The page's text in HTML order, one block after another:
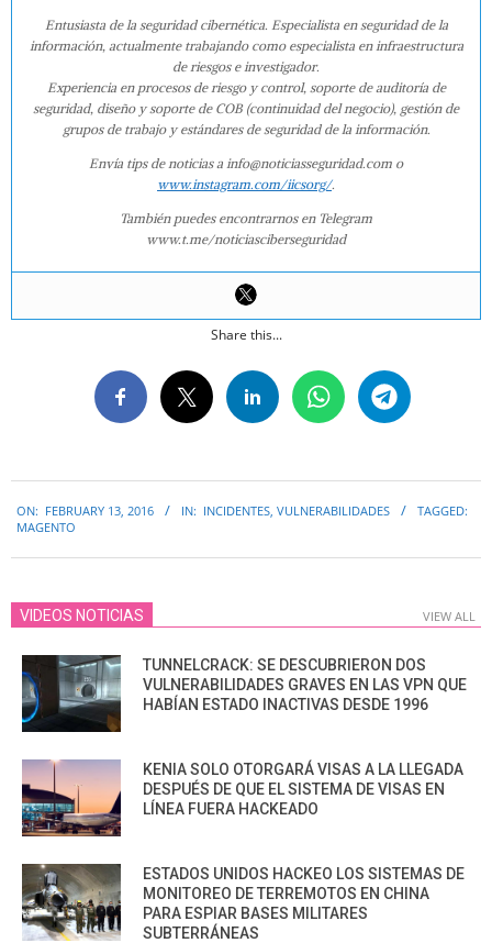
Entusiasta de la seguridad cibernética. Especialista en seguridad de la
información, actualmente trabajando como especialista en infraestructura
de riesgos e investigador.
Experiencia en procesos de riesgo y control, soporte de auditoría de
seguridad, diseño y soporte de COB (continuidad del negocio), gestión de
grupos de trabajo y estándares de seguridad de la información.
Envía tips de noticias a info@noticiasseguridad.com o
www.instagram.com/iicsorg/.
También puedes encontrarnos en Telegram
www.t.me/noticiasciberseguridad
Share this...
02-
ON: FEBRUARY 13, 2016 IN: INCIDENTES, VULNERABILIDADES
TAGGED:
MAGENTO
VIDEOS NOTICIAS VIEW ALL
TUNNELCRACK: SE DESCUBRIERON DOS
VULNERABILIDADES GRAVES EN LAS VPN QUE
HABÍAN ESTADO INACTIVAS DESDE 1996
KENIA SOLO OTORGARÁ VISAS A LA LLEGADA
DESPUÉS DE QUE EL SISTEMA DE VISAS EN
LÍNEA FUERA HACKEADO
ESTADOS UNIDOS HACKEO LOS SISTEMAS DE
MONITOREO DE TERREMOTOS EN CHINA
PARA ESPIAR BASES MILITARES
SUBTERRÁNEAS